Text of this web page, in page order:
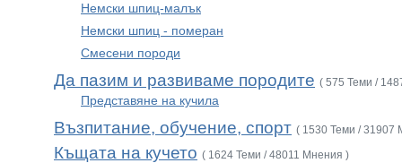
Немски шпиц-малък
Немски шпиц - померан
Смесени породи
Да пазим и развиваме породите ( 575 Теми /
Представяне на кучила
Възпитание, обучение, спорт ( 1530 Теми / 31907
Къщата на кучето ( 1624 Теми / 48011 Мнения )